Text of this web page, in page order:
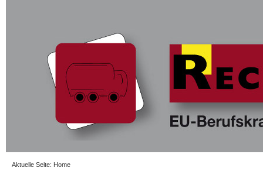
Aktuelle Seite: Home